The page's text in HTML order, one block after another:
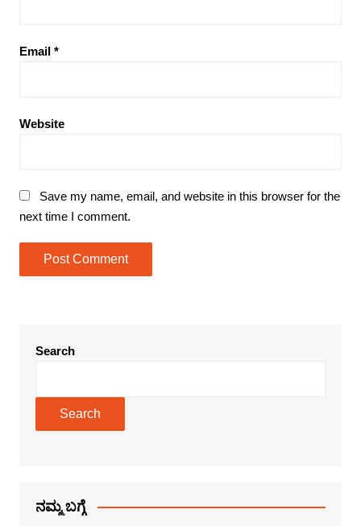
Email *
Website
Save my name, email, and website in this browser for the
next time I comment.
Search
Search
ನಮ್ಮ ಬಗ್ಗೆ